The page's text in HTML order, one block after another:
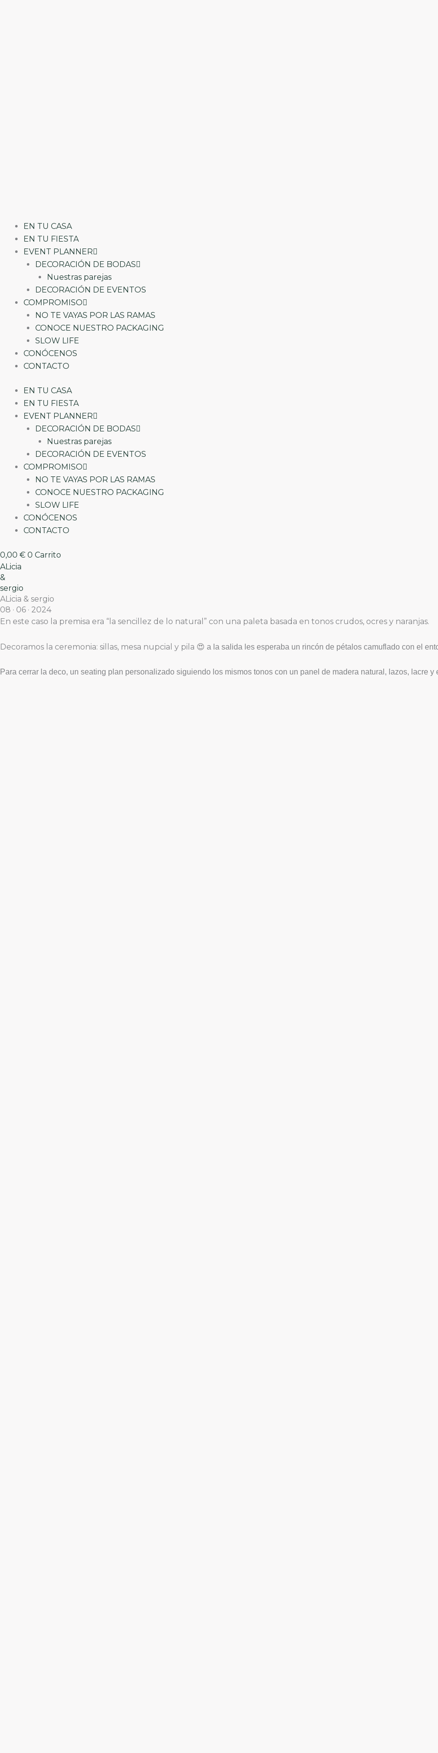
EN TU CASA
EN TU FIESTA
EVENT PLANNER
DECORACIÓN DE BODAS
Nuestras parejas
DECORACIÓN DE EVENTOS
COMPROMISO
NO TE VAYAS POR LAS RAMAS
CONOCE NUESTRO PACKAGING
SLOW LIFE
CONÓCENOS
CONTACTO
EN TU CASA
EN TU FIESTA
EVENT PLANNER
DECORACIÓN DE BODAS
Nuestras parejas
DECORACIÓN DE EVENTOS
COMPROMISO
NO TE VAYAS POR LAS RAMAS
CONOCE NUESTRO PACKAGING
SLOW LIFE
CONÓCENOS
CONTACTO
0,00 € 0 Carrito
ALicia
&
sergio
ALicia & sergio
08 · 06 · 2024
En este caso la premisa era “la sencillez de lo natural” con una paleta basada en tonos crudos, ocres y naranjas.
Decoramos la ceremonia: sillas, mesa nupcial y pila 😍 a la salida les esperaba un rincón de pétalos camuflado con el
Para cerrar la deco, un seating plan personalizado siguiendo los mismos tonos con un panel de madera natural, lazos, lacre y